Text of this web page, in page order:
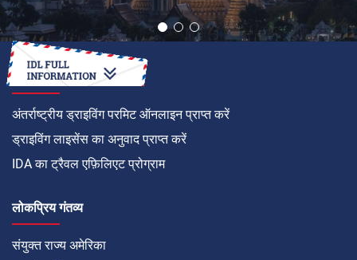
कैसे करें
अंतर्राष्ट्रीय ड्राइविंग परमिट ऑनलाइन प्राप्त करें
ड्राइविंग लाइसेंस का अनुवाद प्राप्त करें
IDA का ट्रैवल एफ़िलिएट प्रोग्राम
लोकप्रिय गंतव्य
संयुक्त राज्य अमेरिका